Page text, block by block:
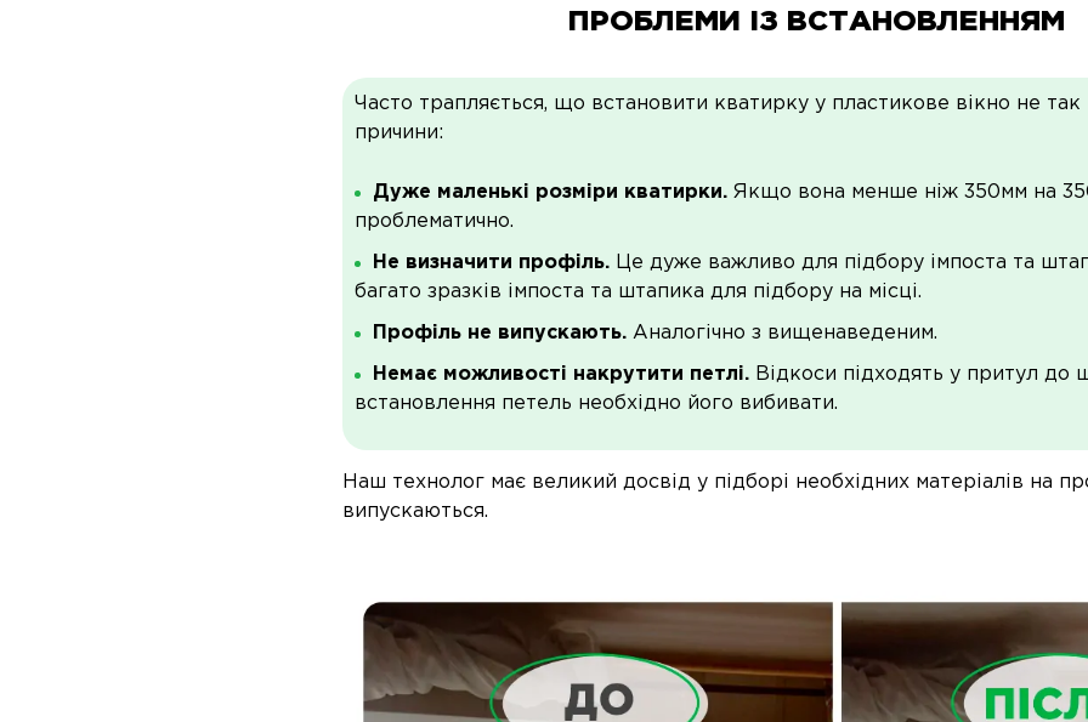
ПРОБЛЕМИ ІЗ ВСТАНОВЛЕННЯМ
Часто трапляється, що встановити кватирку у пластикове вікно не так
причини:
Дуже маленькі розміри кватирки. Якщо вона менше ніж 350мм на
проблематично.
Не визначити профіль. Це дуже важливо для підбору імпоста та
багато зразків імпоста та штапика для підбору на місці.
Профіль не випускають. Аналогічно з вищенаведеним.
Немає можливості накрутити петлі. Відкоси підходять у притул до
встановлення петель необхідно його вибивати.
Наш технолог має великий досвід у підборі необхідних матеріалів на
випускаються.